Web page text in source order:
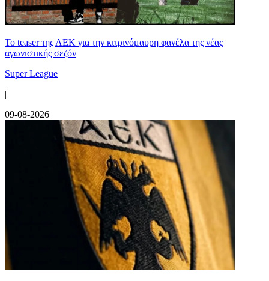
Το teaser της ΑΕΚ για την κιτρινόμαυρη φανέλα της νέας
αγωνιστικής σεζόν
Super League
|
09-08-2026